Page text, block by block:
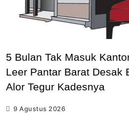
5 Bulan Tak Masuk
Leer Pantar Barat Desak
Alor Tegur Kadesnya
9 Agustus 2026